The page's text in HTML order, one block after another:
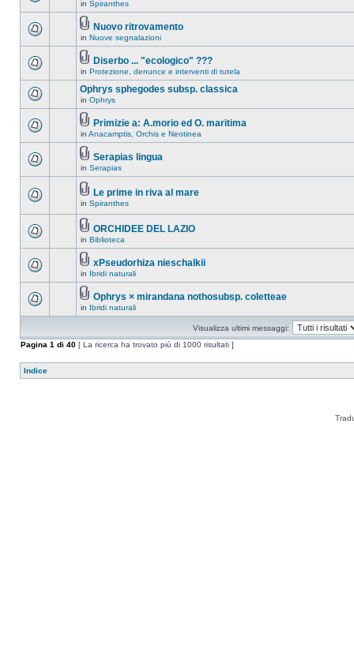
in Spiranthes
Nuovo ritrovamento
in Nuove segnalazioni
Diserbo ... "ecologico" ???
in Protezione, denunce e interventi di tutela
Ophrys sphegodes subsp. classica
in Ophrys
Primizie a: A.morio ed O. maritima
in Anacamptis, Orchis e Neotinea
Serapias lingua
in Serapias
Le prime in riva al mare
in Spiranthes
ORCHIDEE DEL LAZIO
in Biblioteca
xPseudorhiza nieschalkii
in Ibridi naturali
Ophrys × mirandana nothosubsp. coletteae
in Ibridi naturali
Visualizza ultimi messaggi:
Pagina 1 di 40 [ La ricerca ha trovato più di 1000 risultati ]
Indice